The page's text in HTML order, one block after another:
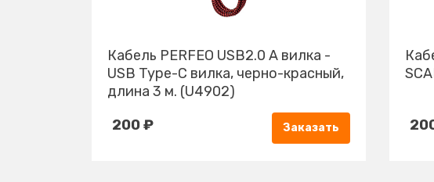
Кабель PERFEO USB2.0 A вилка -
USB Type-C вилка, черно-красный,
длина 3 м. (U4902)
200 ₽ Заказать